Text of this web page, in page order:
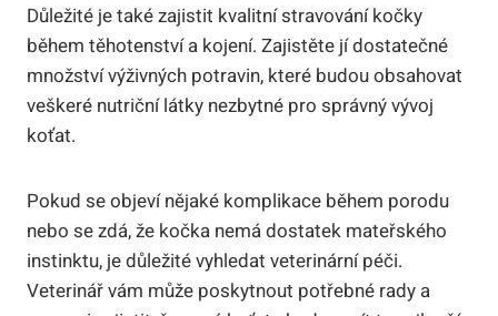
Důležité je také zajistit kvalitní stravování kočky
během těhotenství a kojení. Zajistěte jí dostatečné
množství výživných potravin, které budou obsahovat
veškeré nutriční látky nezbytné pro správný vývoj
koťat.
Pokud se objeví nějaké komplikace během porodu
nebo se zdá, že kočka nemá dostatek mateřského
instinktu, je důležité vyhledat veterinární péči.
Veterinář vám může poskytnout potřebné rady a